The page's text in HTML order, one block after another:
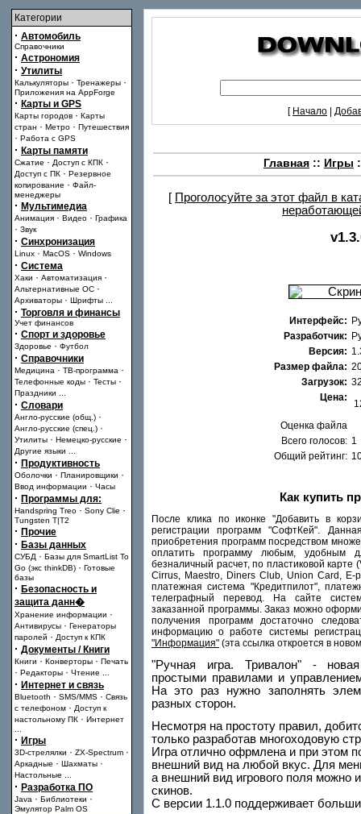
Категории
· Автомобиль
Справочники
· Астрономия
· Утилиты
Калькуляторы · Тренажеры ·
Приложения на AppForge
· Карты и GPS
Карты городов · Карты
стран · Метро · Путешествия
· Работа с GPS
· Карты памяти
Сжатие · Доступ с КПК ·
Доступ с ПК · Резервное
копирование · Файл-
менеджеры
· Мультимедиа
Анимация · Видео · Графика
· Звук
· Синхронизация
Linux · MacOS · Windows
· Система
Хаки · Автоматизация ·
Альтернативные ОС ·
Архиваторы · Шрифты
· Торговля и финансы
Учет финансов
· Спорт и здоровье
Здоровье · Футбол
· Справочники
Медицина · ТВ-программа ·
Телефонные коды · Тесты ·
Праздники
· Словари
Англо-русские (общ.) ·
Англо-русские (спец.) ·
Утилиты · Немецко-русские ·
Другие языки
· Продуктивность
Оболочки · Планировщики ·
Ввод информации · Часы
· Программы для:
Handspring Treo · Sony Clie ·
Tungsten T|T2
· Прочие
· Базы данных
СУБД · Базы для SmartList To
Go (экс thinkDB) · Готовые
базы
· Безопасность и
защита данн�
Хранение информации ·
Антивирусы · Генераторы
паролей · Доступ к КПК
· Документы / Книги
Книги · Конверторы · Печать
· Редакторы · Чтение
· Интернет и связь
Bluetooth · SMS/MMS · Связь
с телефоном · Доступ к
настольному ПК · Интернет
· Игры
3D-стрелялки · ZX-Spectrum ·
Аркадные · Шахматы ·
Настольные
· Разработка ПО
Java · Библиотеки ·
Эмулятор Palm OS
[ Начало
Главная :: Игры
[ Проголосуйте за этот файл в
Интерфейс:
Разработчик:
Версия:
Размер файла:
Загрузок:
Цена:
Оценка файла
Всего голосов: 1
Общий рейтинг:
Как купить
После клика по иконке "Добавить в
регистрации программ "СофтКей".
приобретения программ посредством
оплатить программу любым, удобным
безналичный расчет, по пластиковой карте
Cirrus, Maestro, Diners Club, Union Card, E-
платежная система "Кредитпилот",
телеграфный перевод. На сайте
заказанной программы. Заказ можно
получения программ достаточно
информацию о работе системы
"Информация" (эта ссылка откроется в
"Ручная игра. Тривалон" -
простыми правилами и
На это раз нужно заполнять
разных сторон.
Несмотря на простоту правил,
только разработав многоходовую
Игра отлично офрмлена и при этом
внешний вид на любой вкус. Для
а внешний вид игрового поля можно
скинов.
С версии 1.1.0 поддерживает